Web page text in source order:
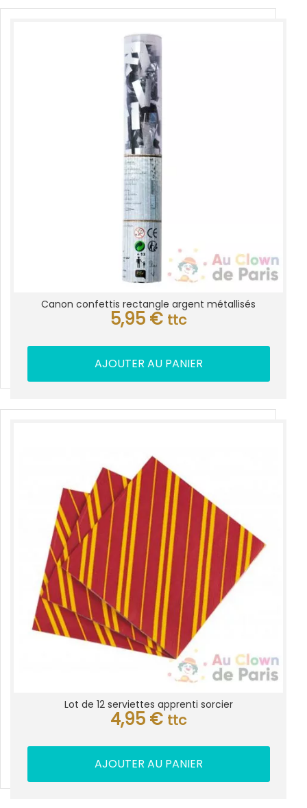
Canon confettis rectangle argent métallisés
5,95 € ttc
AJOUTER AU PANIER
Lot de 12 serviettes apprenti sorcier
4,95 € ttc
AJOUTER AU PANIER